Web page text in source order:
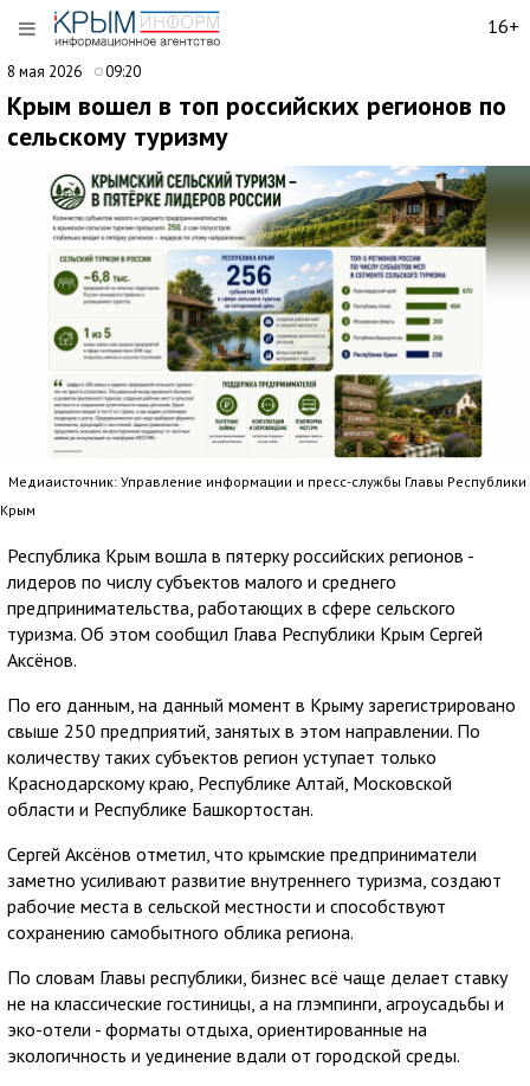
16+
8 мая 2026 09:20
Крым вошел в топ российских регионов по
сельскому туризму
Медиаисточник: Управление информации и пресс-службы Главы Республики
Крым
Республика Крым вошла в пятерку российских регионов -
лидеров по числу субъектов малого и среднего
предпринимательства, работающих в сфере сельского
туризма. Об этом сообщил Глава Республики Крым Сергей
Аксёнов.
По его данным, на данный момент в Крыму зарегистрировано
свыше 250 предприятий, занятых в этом направлении. По
количеству таких субъектов регион уступает только
Краснодарскому краю, Республике Алтай, Московской
области и Республике Башкортостан.
Сергей Аксёнов отметил, что крымские предприниматели
заметно усиливают развитие внутреннего туризма, создают
рабочие места в сельской местности и способствуют
сохранению самобытного облика региона.
По словам Главы республики, бизнес всё чаще делает ставку
не на классические гостиницы, а на глэмпинги, агроусадьбы и
эко-отели - форматы отдыха, ориентированные на
экологичность и уединение вдали от городской среды.